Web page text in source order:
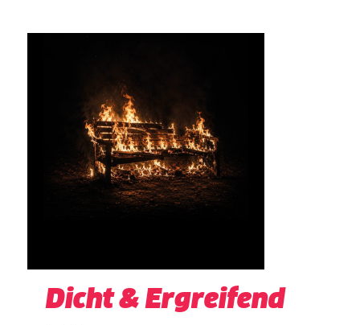
Dicht & Ergreifend